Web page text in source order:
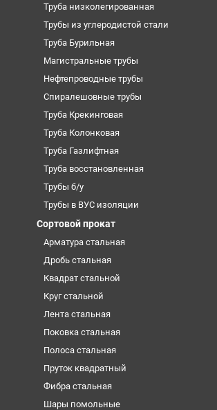
Труба низколегированная
Трубы из углеродистой стали
Труба Бурильная
Магистральные трубы
Нефтепроводные трубы
Спиралешовные трубы
Труба Крекинговая
Труба Колонковая
Труба Газлифтная
Труба восстановленная
Трубы б/у
Трубы в ВУС изоляции
Сортовой прокат
Арматура стальная
Дробь стальная
Квадрат стальной
Круг стальной
Лента стальная
Поковка стальная
Полоса стальная
Пруток квадратный
Фибра стальная
Шары помольные